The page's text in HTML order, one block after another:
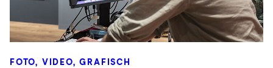
FOTO, VIDEO, GRAFISCH